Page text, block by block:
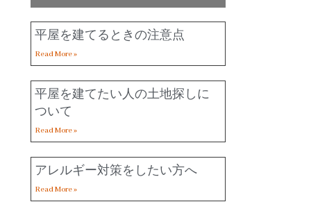
平屋を建てるときの注意点
Read More »
平屋を建てたい人の土地探しに
ついて
Read More »
アレルギー対策をしたい方へ
Read More »